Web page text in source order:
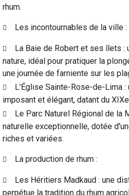
rhum.
Les incontournables de la ville :
La Baie de Robert et ses îlets :
nature, idéal pour pratiquer la
une journée de farniente sur les
L'Église Sainte-Rose-de-Lima
imposant et élégant, datant du
Le Parc Naturel Régional de la
naturelle exceptionnelle, dotée
riches et variées.
La production de rhum :
Les Héritiers Madkaud : une
perpétue la tradition du rhum